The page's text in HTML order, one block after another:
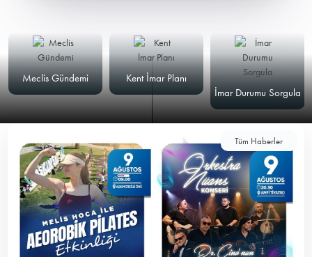
Meclis Gündemi
Kent İmar Planı
İmar Durumu Sorgula
Tüm Haberler